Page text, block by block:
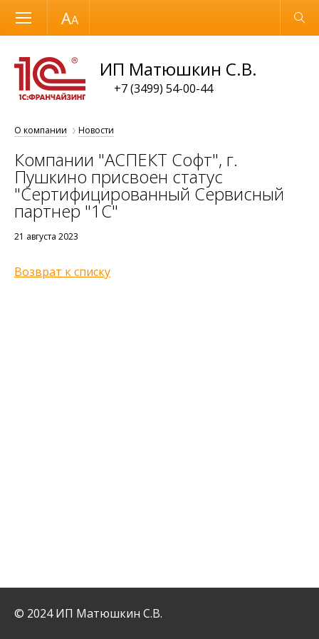
Размер шрифта Обычная версия
ИП Матюшкин С.В.
+7 (3499) 54-00-44
О компании Новости
Компании "АСПЕКТ Софт", г.
Пушкино присвоен статус
"Сертифицированный Сервисный
партнер "1С"
21 августа 2023
Возврат к списку
© 2024 ИП Матюшкин С.В.